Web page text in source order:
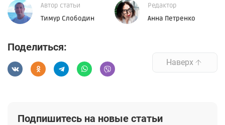
Автор статьи
Тимур Слободин
Редактор
Анна Петренко
Поделиться:
Наверх
Подпишитесь на новые статьи